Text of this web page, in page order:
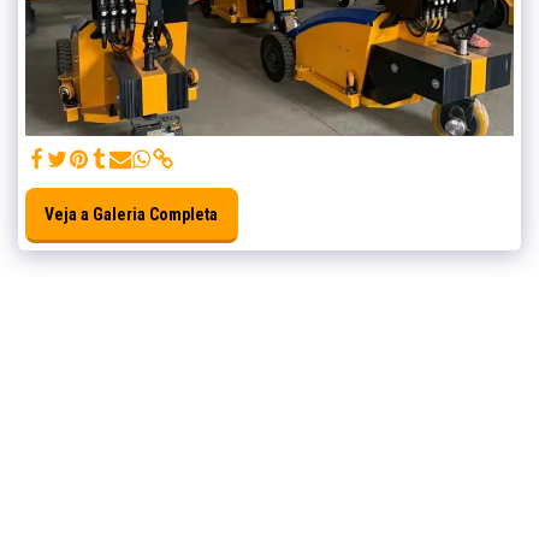
Veja a Galeria Completa